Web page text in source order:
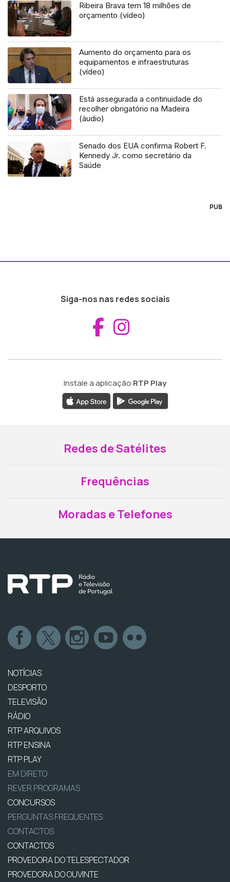
Ribeira Brava tem 18 milhões de
orçamento (vídeo)
Aumento do orçamento para os
equipamentos e infraestruturas
(vídeo)
Está assegurada a continuidade do
recolher obrigatório na Madeira
(áudio)
Senado dos EUA confirma Robert F.
Kennedy Jr. como secretário da
Saúde
PUB
Siga-nos nas redes sociais
Aceder ao
Instale a aplicação RTP Play
Redes de Satélites
Frequências
Moradas e Telefones
NOTÍCIAS
DESPORTO
TELEVISÃO
RÁDIO
RTP ARQUIVOS
RTP ENSINA
RTP PLAY
EM DIRETO
REVER PROGRAMAS
CONCURSOS
PERGUNTAS FREQUENTES
CONTACTOS
CONTACTOS
PROVEDORA DO TELESPECTADOR
PROVEDORA DO OUVINTE